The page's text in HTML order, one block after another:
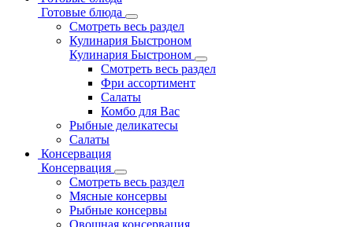
Готовые блюда
Смотреть весь раздел
Кулинария Быстроном
Кулинария Быстроном
Смотреть весь раздел
Фри ассортимент
Салаты
Комбо для Вас
Рыбные деликатесы
Салаты
Консервация
Консервация
Смотреть весь раздел
Мясные консервы
Рыбные консервы
Овощная консервация